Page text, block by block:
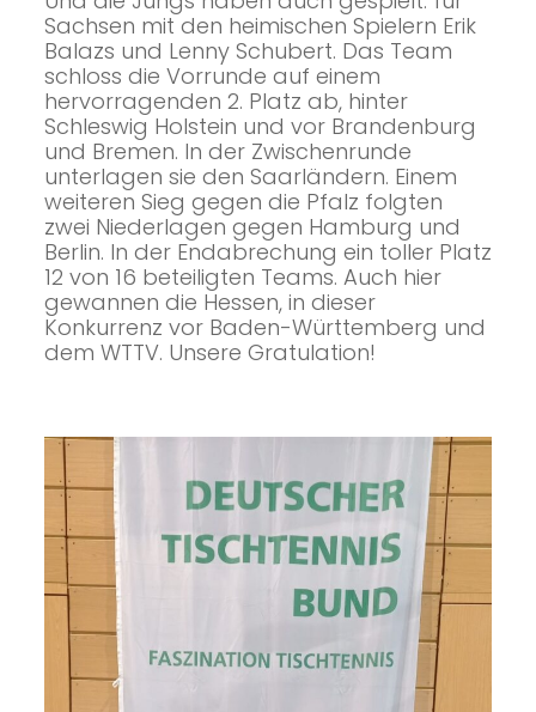
Sachsen mit den heimischen Spielern Erik
Balazs und Lenny Schubert. Das Team
schloss die Vorrunde auf einem
hervorragenden 2. Platz ab, hinter
Schleswig Holstein und vor Brandenburg
und Bremen. In der Zwischenrunde
unterlagen sie den Saarländern. Einem
weiteren Sieg gegen die Pfalz folgten
zwei Niederlagen gegen Hamburg und
Berlin. In der Endabrechung ein toller Platz
12 von 16 beteiligten Teams. Auch hier
gewannen die Hessen, in dieser
Konkurrenz vor Baden-Württemberg und
dem WTTV. Unsere Gratulation!